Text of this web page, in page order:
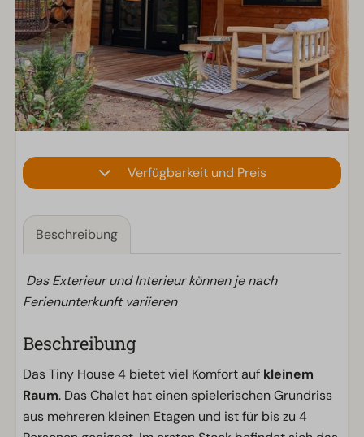
Verfügbarkeit und Preis
Beschreibung
Das Exterieur und Interieur können je nach
Ferienunterkunft variieren
Beschreibung
Das Tiny House 4 bietet viel Komfort auf kleinem
Raum. Das Chalet hat einen spielerischen Grundriss
aus mehreren kleinen Etagen und ist für bis zu 4